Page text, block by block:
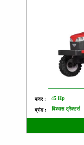
पावर : 45 Hp
ब्रांड : विश्वास ट्रैक्टर्स